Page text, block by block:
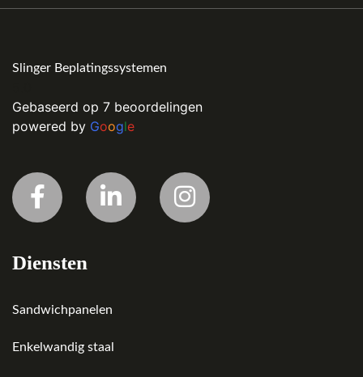
Slinger Beplatingssystemen
Gebaseerd op 7 beoordelingen
powered by Google
Diensten
Sandwichpanelen
Enkelwandig staal